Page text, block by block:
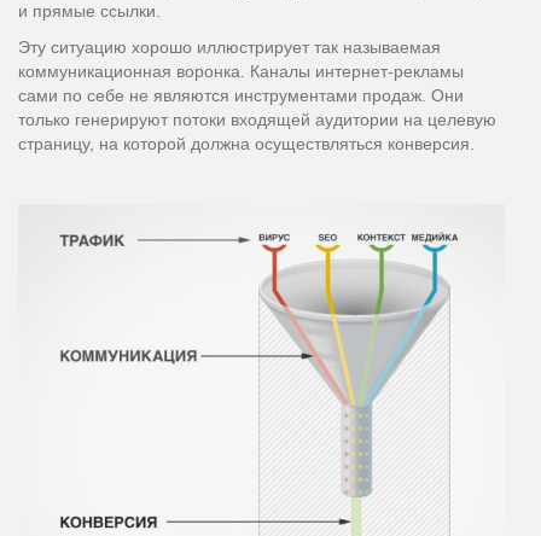
и прямые ссылки.
Эту ситуацию хорошо иллюстрирует так называемая
коммуникационная воронка. Каналы интернет-рекламы
сами по себе не являются инструментами продаж. Они
только генерируют потоки входящей аудитории на целевую
страницу, на которой должна осуществляться конверсия.